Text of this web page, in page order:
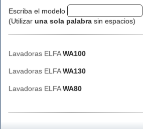
Escriba el modelo
(Utilizar una sola palabra sin espacios)
Lavadoras ELFAWA100
Lavadoras ELFAWA130
Lavadoras ELFAWA80